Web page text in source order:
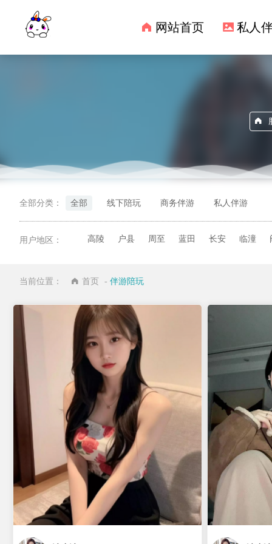
网站首页 私人
全部分类： 全部 线下陪玩 商务伴游 私人伴游
用户地区： 高陵 户县 周至 蓝田 长安 临潼
当前位置： 首页 - 伴游陪玩